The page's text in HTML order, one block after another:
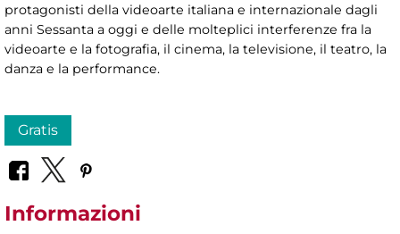
protagonisti della videoarte italiana e internazionale dagli
anni Sessanta a oggi e delle molteplici interferenze fra la
videoarte e la fotografia, il cinema, la televisione, il teatro, la
danza e la performance.
Gratis
Informazioni